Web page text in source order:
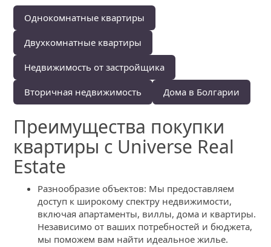
Однокомнатные квартиры
Двухкомнатные квартиры
Недвижимость от застройщика
Вторичная недвижимость Дома в Болгарии
Преимущества покупки
квартиры с Universe Real
Estate
Разнообразие объектов: Мы предоставляем
доступ к широкому спектру недвижимости,
включая апартаменты, виллы, дома и квартиры.
Независимо от ваших потребностей и бюджета,
мы поможем вам найти идеальное жилье.